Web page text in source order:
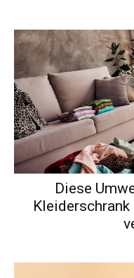
Diese